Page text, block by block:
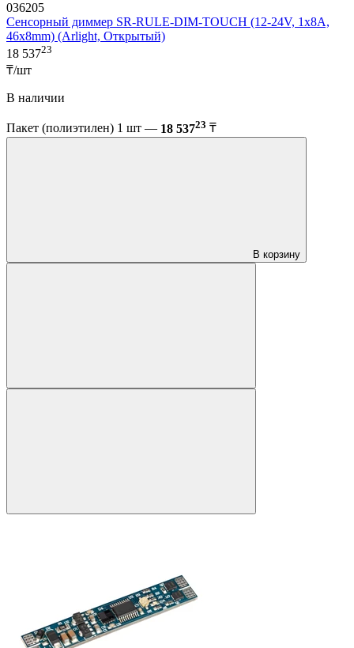
036205
Сенсорный диммер SR-RULE-DIM-TOUCH (12-24V, 1x8A,
46x8mm) (Arlight, Открытый)
18 53723
₸/шт
В наличии
Пакет (полиэтилен) 1 шт — 18 53723 ₸
В корзину